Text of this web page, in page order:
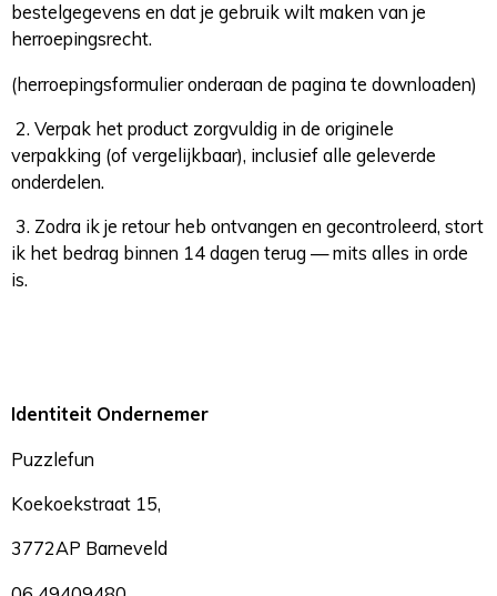
bestelgegevens en dat je gebruik wilt maken van je
herroepingsrecht.
(herroepingsformulier onderaan de pagina te downloaden)
2. Verpak het product zorgvuldig in de originele
verpakking (of vergelijkbaar), inclusief alle geleverde
onderdelen.
3. Zodra ik je retour heb ontvangen en gecontroleerd, stort
ik het bedrag binnen 14 dagen terug — mits alles in orde
is.
Identiteit Ondernemer
Puzzlefun
Koekoekstraat 15,
3772AP Barneveld